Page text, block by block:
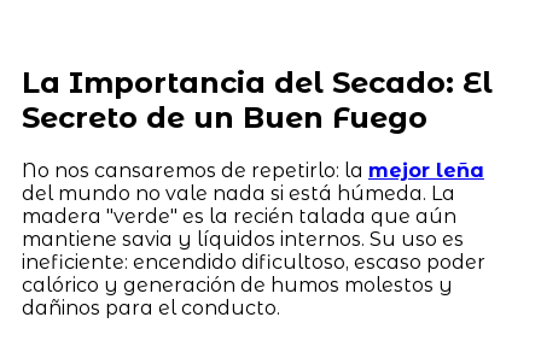
La Importancia del Secado: El
Secreto de un Buen Fuego
No nos cansaremos de repetirlo: la mejor leña
del mundo no vale nada si está húmeda. La
madera "verde" es la recién talada que aún
mantiene savia y líquidos internos. Su uso es
ineficiente: encendido dificultoso, escaso poder
calórico y generación de humos molestos y
dañinos para el conducto.